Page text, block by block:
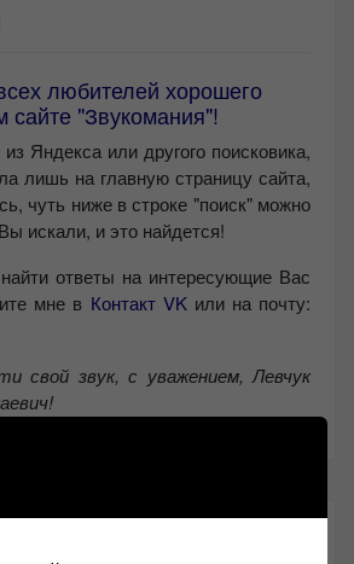
любителей хорошего
сайте "Звукомания"!
Яндекса или другого поисковика,
лишь на главную страницу сайта,
чуть ниже в строке "поиск" можно
искали, и это найдется!
ответы на интересующие Вас
мне в Контакт VKили на почту:
свой звук, с уважением, Левчук